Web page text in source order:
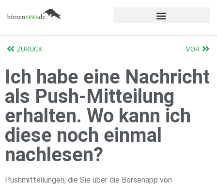
ZURÜCK VOR
Ich habe eine Nachricht
als Push-Mitteilung
erhalten. Wo kann ich
diese noch einmal
nachlesen?
Pushmitteilungen, die Sie über die Börsenapp von